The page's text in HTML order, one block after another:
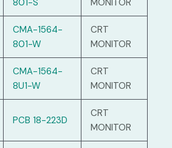
801-S
MONITOR
CMA-1564-
801-W
CRT
MONITOR
CMA-1564-
8U1-W
CRT
MONITOR
PCB 18-223D
CRT
MONITOR